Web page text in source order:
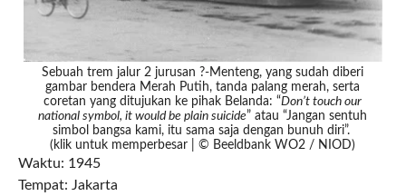
Sebuah trem jalur 2 jurusan ?-Menteng, yang sudah diberi
gambar bendera Merah Putih, tanda palang merah, serta
coretan yang ditujukan ke pihak Belanda: “Don’t touch our
national symbol, it would be plain suicide” atau “Jangan sentuh
simbol bangsa kami, itu sama saja dengan bunuh diri”.
(klik untuk memperbesar | © Beeldbank WO2 / NIOD)
Waktu: 1945
Tempat: Jakarta